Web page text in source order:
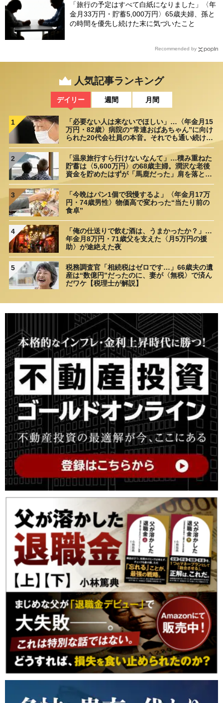
「旅行の予定はすべて白紙になりました」〈年
金月33万円・貯蓄5,000万円〉65歳夫婦、孫と
の時間を優先し続けた末に気づいたこと
Recommended by
人気記事ランキング
デイリー 週間 月間
1
「必要ない人は来ないでほしい」…〈年金月15
万円・82歳〉病院の“常連おばあちゃん”に向け
られた20代会社員の本音。それでも通い続ける
理由
2
「温泉旅行すら行けないなんて」…積み重ねた
貯蓄は〈5,600万円〉の68歳主婦。潤沢な老後
資金を貯めたはずが「馬鹿だった」肩を落とす
理由
3
「今晩はパン1個で我慢するよ」〈年金月17万
円・74歳男性〉物価高で変わった“当たり前の
食卓”
4
「俺の仕送りで飲む酒は、うまかったか？」…
年金月8万円・71歳父を支えた〈月5万円の援
助〉が途絶えた夜
5
税務調査官「相続税はゼロです…」66歳夫の遺
産は“数億円”だったのに、妻が〈無税〉で済ん
だワケ【税理士が解説】